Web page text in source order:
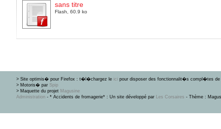
sans titre
Flash, 60.9 ko
> Site optimis� pour Firefox : t�l�chargez le ici pour disposer des fonctionnalit�s compl�tes de
> Motoris� par Spip
> Maquette du projet Magusine
Administration - * Accidents de fromagerie* : Un site développé par Les Corsaires - Thème :